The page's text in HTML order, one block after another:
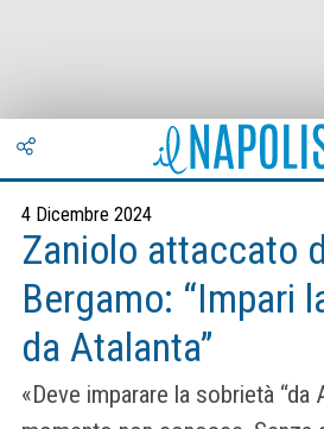
4 Dicembre 2024
Zaniolo attaccato
Bergamo: “Impari
da Atalanta”
«Deve imparare la sobrietà “da